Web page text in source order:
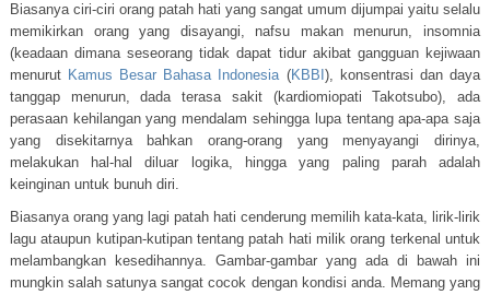
Biasanya ciri-ciri orang patah hati yang sangat umum dijumpai yaitu selalu
memikirkan orang yang disayangi, nafsu makan menurun, insomnia
(keadaan dimana seseorang tidak dapat tidur akibat gangguan kejiwaan
menurut Kamus Besar Bahasa Indonesia(KBBI ), konsentrasi dan daya
tanggap menurun, dada terasa sakit (kardiomiopati Takotsubo), ada
perasaan kehilangan yang mendalam sehingga lupa tentang apa-apa saja
yang disekitarnya bahkan orang-orang yang menyayangi dirinya,
melakukan hal-hal diluar logika, hingga yang paling parah adalah
keinginan untuk bunuh diri.
Biasanya orang yang lagi patah hati cenderung memilih kata-kata, lirik-lirik
lagu ataupun kutipan-kutipan tentang patah hati milik orang terkenal untuk
melambangkan kesedihannya. Gambar-gambar yang ada di bawah ini
mungkin salah satunya sangat cocok dengan kondisi anda. Memang yang